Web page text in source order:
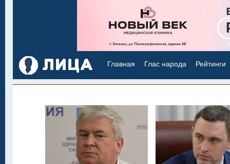
Главная Глас народа Рейтинги